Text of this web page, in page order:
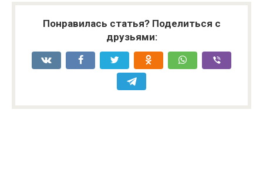
Понравилась статья? Поделиться с
друзьями: